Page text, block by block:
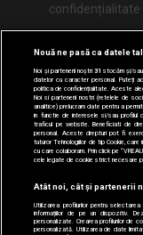
confidențialitate
Nouă ne pasă ca datele
Noi și partenerii noștri31 stocăm și/sau
datelor cu caracter personal. Puteți
politica de confidențialitate. Aceste
Noi si partenerii nostri (retelele de
analitice) prelucram date pentru a
in functie de interesele si/sau profilul
traficul pe website. Beneficiati de
personal. Aceste drepturi pot fi
tuturor Tehnologiilor de tip Cookie,
cu care colaboram. Prin click pe
cele legate de cookie strict necesare
Atât noi, cât și partenerii
Utilizarea profilurilor pentru
informațiilor de pe un dispozitiv.
personalizate. Crearea profilurilor de
personalizată. Utilizarea de date